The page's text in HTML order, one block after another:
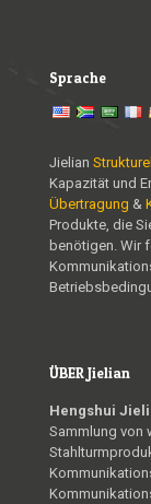
Sprache
Jielian
Kapazität und
Übertragung &
Produkte, die
benötigen. Wir
ÜBER Jielian
Hengshui
Sammlung von